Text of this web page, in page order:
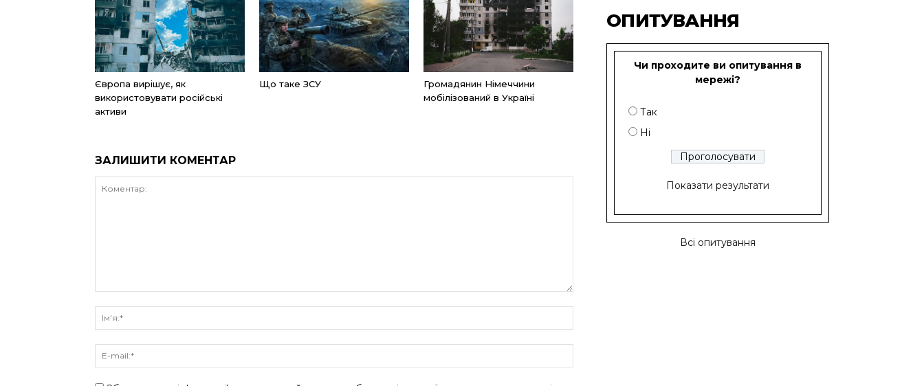
Європа вирішує, як
використовувати російські
активи
Що таке ЗСУ
Громадянин Німеччини
мобілізований в Україні
ЗАЛИШИТИ КОМЕНТАР
ОПИТУВАННЯ
Чи проходите ви опитування в
мережі?
Так
Ні
Показати результати
Всі опитування